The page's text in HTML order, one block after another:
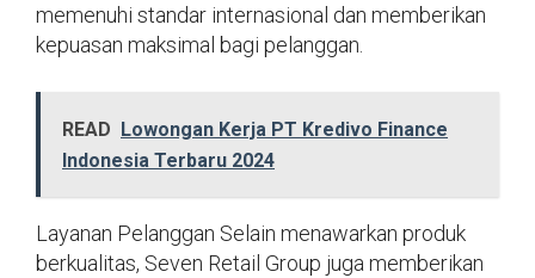
memenuhi standar internasional dan memberikan
kepuasan maksimal bagi pelanggan.
READ Lowongan Kerja PT Kredivo Finance
Indonesia Terbaru 2024
Layanan Pelanggan Selain menawarkan produk
berkualitas, Seven Retail Group juga memberikan